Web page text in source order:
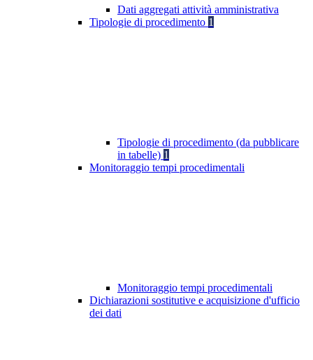
Dati aggregati attività amministrativa
Tipologie di procedimento 1
Tipologie di procedimento (da pubblicare
in tabelle) 1
Monitoraggio tempi procedimentali
Monitoraggio tempi procedimentali
Dichiarazioni sostitutive e acquisizione d'ufficio
dei dati